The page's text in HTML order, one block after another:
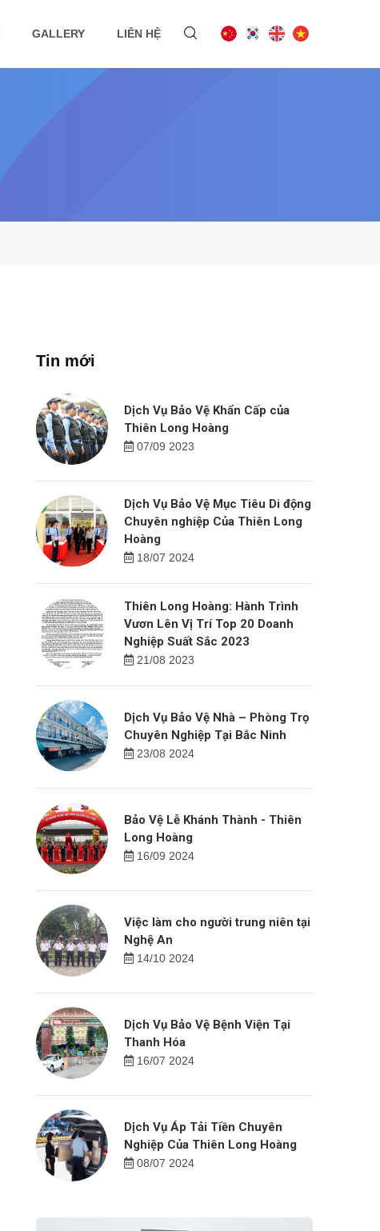
GALLERY LIÊN HỆ
Tin mới
Dịch Vụ Bảo Vệ Khẩn Cấp của
Thiên Long Hoàng
07/09 2023
Dịch Vụ Bảo Vệ Mục Tiêu Di động
Chuyên nghiệp Của Thiên Long
Hoàng
18/07 2024
Thiên Long Hoàng: Hành Trình
Vươn Lên Vị Trí Top 20 Doanh
Nghiệp Suất Sắc 2023
21/08 2023
Dịch Vụ Bảo Vệ Nhà – Phòng Trọ
Chuyên Nghiệp Tại Bắc Ninh
23/08 2024
Bảo Vệ Lễ Khánh Thành - Thiên
Long Hoàng
16/09 2024
Việc làm cho người trung niên tại
Nghệ An
14/10 2024
Dịch Vụ Bảo Vệ Bệnh Viện Tại
Thanh Hóa
16/07 2024
Dịch Vụ Áp Tải Tiền Chuyên
Nghiệp Của Thiên Long Hoàng
08/07 2024